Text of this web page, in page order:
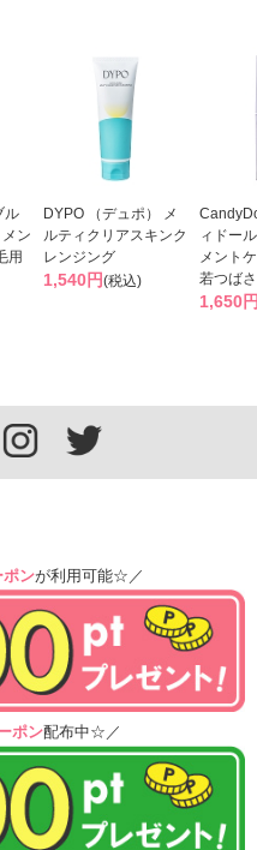
ル
ン
用
DYPO （デュポ） メ
ルティクリアスキンク
レンジング
1,540円(税込)
ィドー
メント
若つば
1,650
ポンが利用可能☆／
ポン配布中☆／